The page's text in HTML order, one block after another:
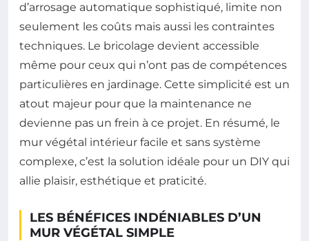
d’arrosage automatique sophistiqué, limite non
seulement les coûts mais aussi les contraintes
techniques. Le bricolage devient accessible
même pour ceux qui n’ont pas de compétences
particulières en jardinage. Cette simplicité est un
atout majeur pour que la maintenance ne
devienne pas un frein à ce projet. En résumé, le
mur végétal intérieur facile et sans système
complexe, c’est la solution idéale pour un DIY qui
allie plaisir, esthétique et praticité.
LES BÉNÉFICES INDÉNIABLES D’UN
MUR VÉGÉTAL SIMPLE